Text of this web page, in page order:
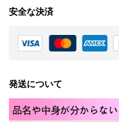
安全な決済
発送について